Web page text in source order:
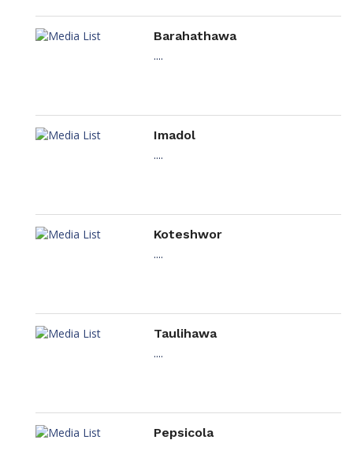
Barahathawa
....
Imadol
....
Koteshwor
....
Taulihawa
....
Pepsicola